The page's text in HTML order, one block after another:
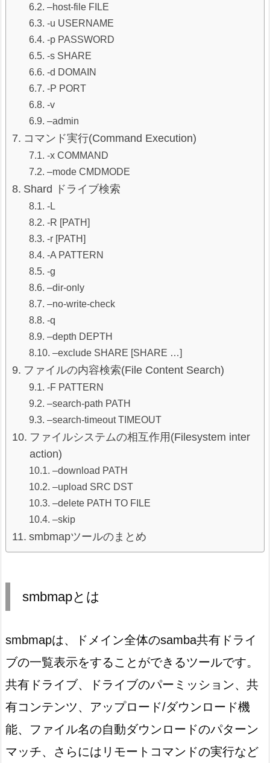
–host-file FILE
-u USERNAME
-p PASSWORD
-s SHARE
-d DOMAIN
-P PORT
-v
–admin
コマンド実行(Command Execution)
-x COMMAND
–mode CMDMODE
Shard ドライブ検索
-L
-R [PATH]
-r [PATH]
-A PATTERN
-g
–dir-only
–no-write-check
-q
–depth DEPTH
–exclude SHARE [SHARE …]
ファイルの内容検索(File Content Search)
-F PATTERN
–search-path PATH
–search-timeout TIMEOUT
ファイルシステムの相互作用(Filesystem inter
action)
–download PATH
–upload SRC DST
–delete PATH TO FILE
–skip
smbmapツールのまとめ
smbmapとは
smbmapは、ドメイン全体のsamba共有ドライ
ブの一覧表示をすることができるツールです。
共有ドライブ、ドライブのパーミッション、共
有コンテンツ、アップロード/ダウンロード機
能、ファイル名の自動ダウンロードのパターン
マッチ、さらにはリモートコマンドの実行など